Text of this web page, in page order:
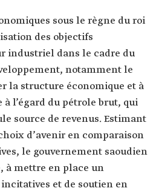
sous le règne du roi
des objectifs
industriel dans le cadre du
notamment le
la structure économique et à
l’égard du pétrole brut, qui
source de revenus. Estimant
d’avenir en comparaison
le gouvernement saoudien
à mettre en place un
et de soutien en